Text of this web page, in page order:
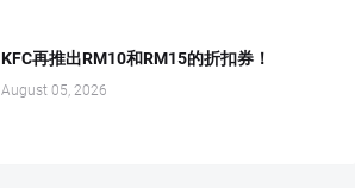
KFC再推出RM10和RM15的折扣券！
August 05, 2026